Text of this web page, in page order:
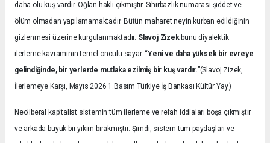
daha ölü kuş vardır. Oğlan haklı çıkmıştır. Sihirbazlık numarası şiddet ve
ölüm olmadan yapılamamaktadır. Bütün maharet neyin kurban edildiğinin
gizlenmesi üzerine kurgulanmaktadır. Slavoj Zizekbunu diyalektik
ilerleme kavramının temel öncülü sayar. “Yeni ve daha yüksek bir evreye
gelindiğinde, bir yerlerde mutlaka ezilmiş bir kuş vardır.”(Slavoj Zizek,
İlerlemeye Karşı, Mayıs 2026 1.Basım Türkiye İş Bankası Kültür Yay.)
Neoliberal kapitalist sistemin tüm ilerleme ve refah iddiaları boşa çıkmıştır
ve arkada büyük bir yıkım bırakmıştır. Şimdi, sistem tüm paydaşları ve